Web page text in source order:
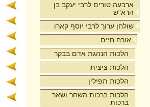
ארבעה טורים לרבי יעקב בן
הרא"ש
שולחן ערוך לרבי יוסף קארו
אורח חיים
הלכות הנהגת אדם בבקר
הלכות ציצית
הלכות תפילין
הלכות ברכות השחר ושאר
ברכות